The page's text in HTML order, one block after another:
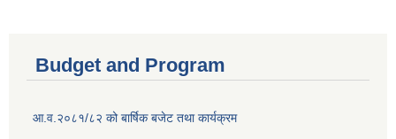
Budget and Program
आ.व.२०८१/८२ को बार्षिक बजेट तथा कार्यक्रम